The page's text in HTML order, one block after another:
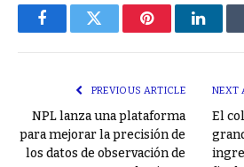
FacebookTwitter Pinterest
PREVIOUS ARTICLE
NPL lanza una plataforma
para mejorar la precisión de
los datos de observación de
NEXT
El